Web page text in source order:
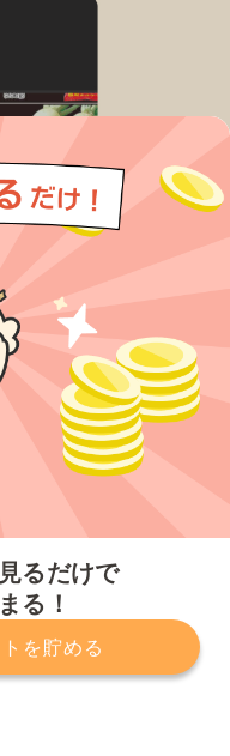
るだけで
る！
を貯める
約
運営会社